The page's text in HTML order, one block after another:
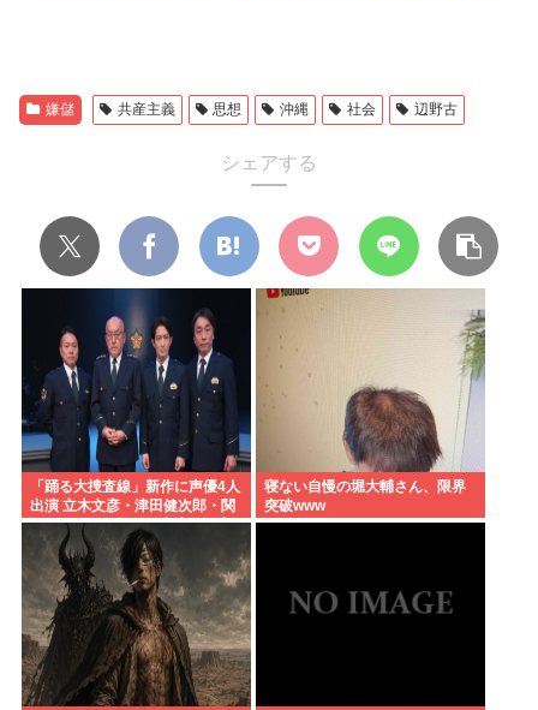
嫌儲 共産主義 思想 沖縄 社会 辺野古
シェアする
「踊る大捜査線」新作に声優4人
出演 立木文彦・津田健次郎・関
智一・野島健児ら警察庁の最高
幹部役で
寝ない自慢の堀大輔さん、限界
突破www